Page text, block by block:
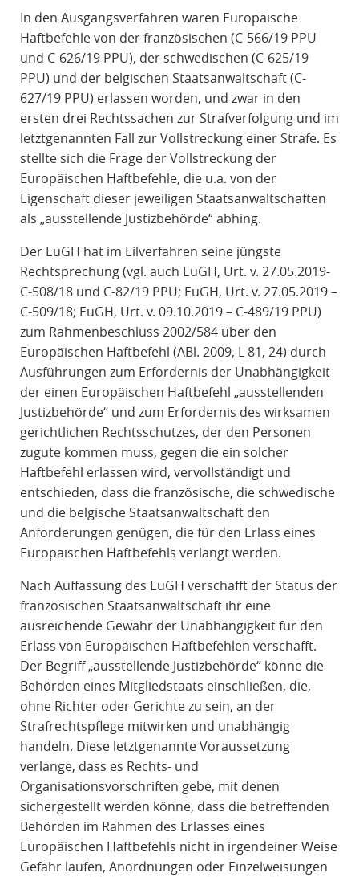
In den Ausgangsverfahren waren Europäische
Haftbefehle von der französischen (C-566/19 PPU
und C-626/19 PPU), der schwedischen (C-625/19
PPU) und der belgischen Staatsanwaltschaft (C-
627/19 PPU) erlassen worden, und zwar in den
ersten drei Rechtssachen zur Strafverfolgung und im
letztgenannten Fall zur Vollstreckung einer Strafe. Es
stellte sich die Frage der Vollstreckung der
Europäischen Haftbefehle, die u.a. von der
Eigenschaft dieser jeweiligen Staatsanwaltschaften
als „ausstellende Justizbehörde“ abhing.
Der EuGH hat im Eilverfahren seine jüngste
Rechtsprechung (vgl. auch EuGH, Urt. v. 27.05.2019-
C-508/18 und C-82/19 PPU; EuGH, Urt. v. 27.05.2019 –
C-509/18; EuGH, Urt. v. 09.10.2019 – C-489/19 PPU)
zum Rahmenbeschluss 2002/584 über den
Europäischen Haftbefehl (ABl. 2009, L 81, 24) durch
Ausführungen zum Erfordernis der Unabhängigkeit
der einen Europäischen Haftbefehl „ausstellenden
Justizbehörde“ und zum Erfordernis des wirksamen
gerichtlichen Rechtsschutzes, der den Personen
zugute kommen muss, gegen die ein solcher
Haftbefehl erlassen wird, vervollständigt und
entschieden, dass die französische, die schwedische
und die belgische Staatsanwaltschaft den
Anforderungen genügen, die für den Erlass eines
Europäischen Haftbefehls verlangt werden.
Nach Auffassung des EuGH verschafft der Status der
französischen Staatsanwaltschaft ihr eine
ausreichende Gewähr der Unabhängigkeit für den
Erlass von Europäischen Haftbefehlen verschafft.
Der Begriff „ausstellende Justizbehörde“ könne die
Behörden eines Mitgliedstaats einschließen, die,
ohne Richter oder Gerichte zu sein, an der
Strafrechtspflege mitwirken und unabhängig
handeln. Diese letztgenannte Voraussetzung
verlange, dass es Rechts- und
Organisationsvorschriften gebe, mit denen
sichergestellt werden könne, dass die betreffenden
Behörden im Rahmen des Erlasses eines
Europäischen Haftbefehls nicht in irgendeiner Weise
Gefahr laufen, Anordnungen oder Einzelweisungen